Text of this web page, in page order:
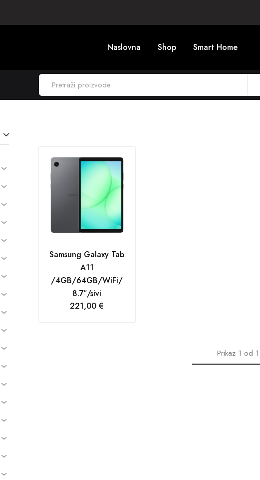
Naslovna Shop Smart Home
Samsung Galaxy Tab
A11
/4GB/64GB/WiFi/
8.7″/sivi
221,00€
Prikaz 1od